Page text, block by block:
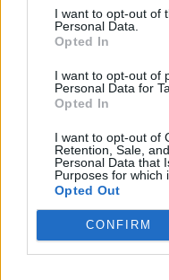
I want to opt-out of
Personal Data.
Opted In
I want to opt-out of
Personal Data for
Opted In
I want to opt-out of
Retention, Sale,
Personal Data that
Purposes for which
Opted Out
CONFIRM
NOVINKY